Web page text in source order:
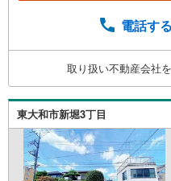
頂けます。2.FPソフ
に安心を提案します
ご自分の目で確認す
材を使用してインス
電話する
取り扱い不動産会社
東大和市新堀3丁目